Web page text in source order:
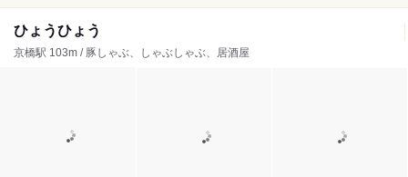
ひょうひょう
京橋駅 103m / 豚しゃぶ、しゃぶしゃぶ、居酒屋